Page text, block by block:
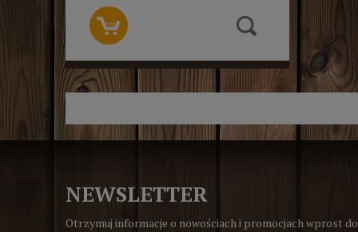
NEWSLETTER
Otrzymuj informacje o nowościach i promocjach wprost